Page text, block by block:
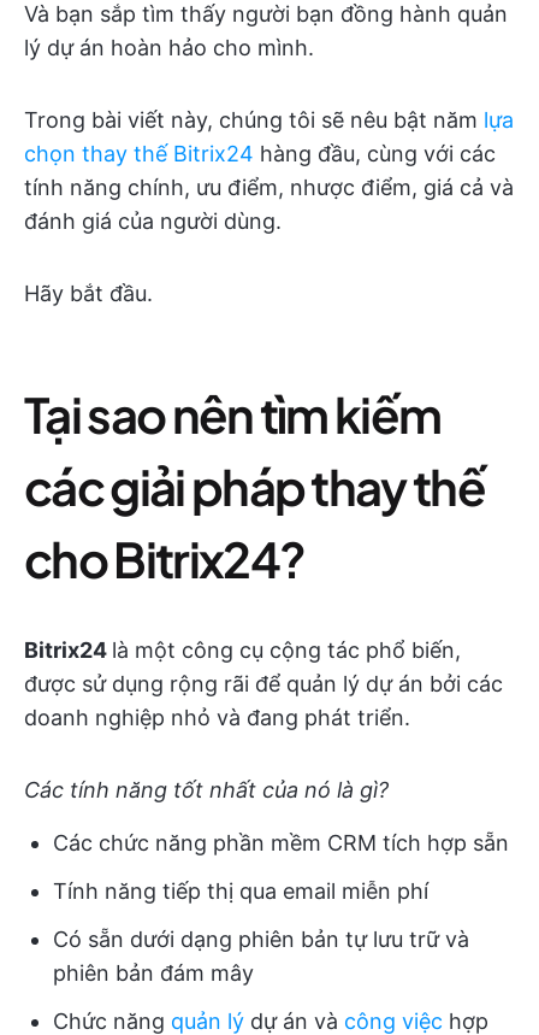
Và bạn sắp tìm thấy người bạn đồng hành quản
lý dự án hoàn hảo cho mình.
Trong bài viết này, chúng tôi sẽ nêu bật năm lựa
chọn thay thế Bitrix24 hàng đầu, cùng với các
tính năng chính, ưu điểm, nhược điểm, giá cả và
đánh giá của người dùng.
Hãy bắt đầu.
Tại sao nên tìm kiếm
các giải pháp thay thế
cho Bitrix24?
Bitrix24 là một công cụ cộng tác phổ biến,
được sử dụng rộng rãi để quản lý dự án bởi các
doanh nghiệp nhỏ và đang phát triển.
Các tính năng tốt nhất của nó là gì?
Các chức năng phần mềm CRM tích hợp sẵn
Tính năng tiếp thị qua email miễn phí
Có sẵn dưới dạng phiên bản tự lưu trữ và
phiên bản đám mây
Chức năng quản lý dự án và công việc hợp